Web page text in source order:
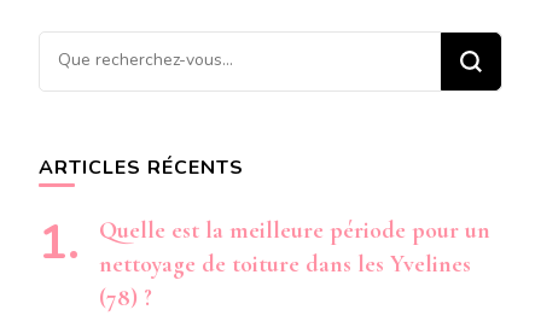
Vous
recherchiez
ARTICLES RÉCENTS
Quelle est la meilleure période pour un
nettoyage de toiture dans les Yvelines
(78) ?